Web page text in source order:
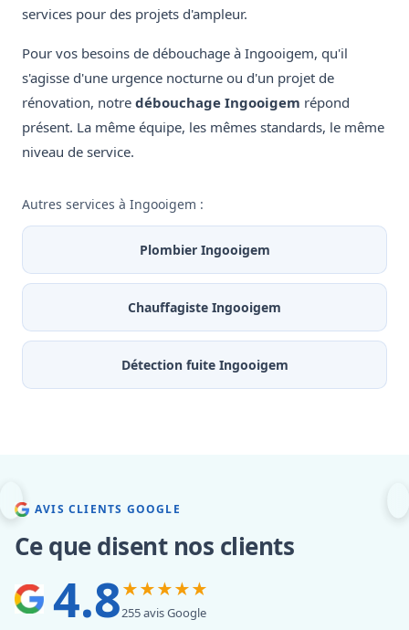
services pour des projets d'ampleur.
Pour vos besoins de débouchage à Ingooigem, qu'il
s'agisse d'une urgence nocturne ou d'un projet de
rénovation, notre débouchage Ingooigem répond
présent. La même équipe, les mêmes standards, le même
niveau de service.
Autres services à Ingooigem :
Plombier Ingooigem
Chauffagiste Ingooigem
Détection fuite Ingooigem
AVIS CLIENTS GOOGLE
Ce que disent nos clients
4.8★★★★★
255 avis Google